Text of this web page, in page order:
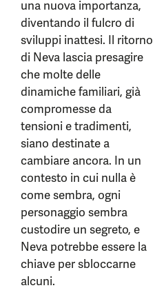
una nuova importanza,
diventando il fulcro di
sviluppi inattesi. Il ritorno
di Neva lascia presagire
che molte delle
dinamiche familiari, già
compromesse da
tensioni e tradimenti,
siano destinate a
cambiare ancora. In un
contesto in cui nulla è
come sembra, ogni
personaggio sembra
custodire un segreto, e
Neva potrebbe essere la
chiave per sbloccarne
alcuni.